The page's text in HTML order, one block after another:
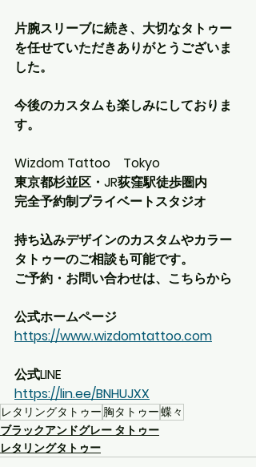
片腕スリーブに続き、大切なタトゥー
を任せていただきありがとうございま
した。
今後のカスタムも楽しみにしておりま
す。
Wizdom Tattoo　Tokyo
東京都杉並区・JR荻窪駅徒歩圏内
完全予約制プライベートスタジオ
持ち込みデザインのカスタムやカラー
タトゥーのご相談も可能です。
ご予約・お問い合わせは、こちらから
公式ホームページ
https://www.wizdomtattoo.com
公式LINE
https://lin.ee/BNHUJXX
レタリングタトゥー 胸タトゥー蝶々
ブラックアンドグレー タトゥー
レタリングタトゥー